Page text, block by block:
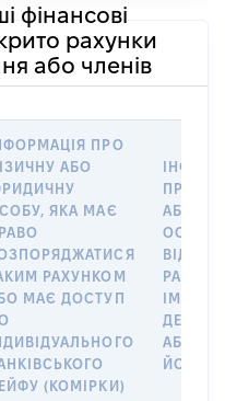
фінансові
рахунки
або членів
ПРО
АБО
ЯКА МАЄ
РАХУНКОМ
МАЄ ДОСТУП
(КОМІРКИ)
ПРО
АБО
ОСОБУ,
ІМ’Я
АБО
ЙОГО